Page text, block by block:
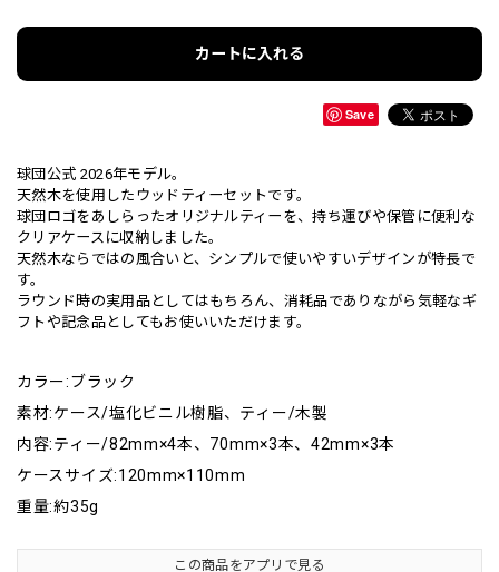
カートに入れる
Save
球団公式 2026年モデル。
天然木を使用したウッドティーセットです。
球団ロゴをあしらったオリジナルティーを、持ち運びや保管に便利な
クリアケースに収納しました。
天然木ならではの風合いと、シンプルで使いやすいデザインが特長で
す。
ラウンド時の実用品としてはもちろん、消耗品でありながら気軽なギ
フトや記念品としてもお使いいただけます。
カラー:ブラック
素材:ケース/塩化ビニル樹脂、ティー/木製
内容:ティー/82mm×4本、70mm×3本、42mm×3本
ケースサイズ:120mm×110mm
重量:約35g
この商品をアプリで見る